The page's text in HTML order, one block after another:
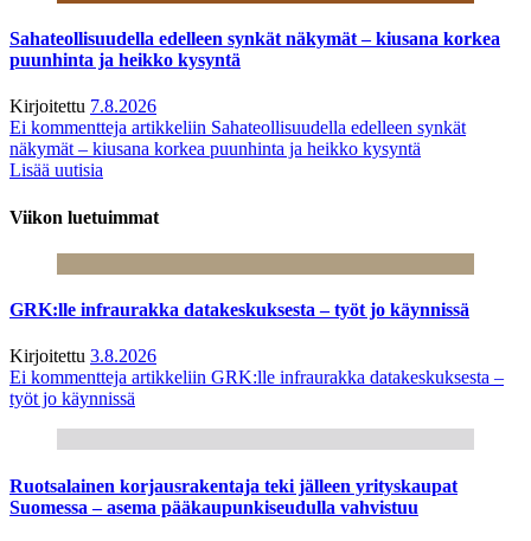
Sahateollisuudella edelleen synkät näkymät – kiusana korkea
puunhinta ja heikko kysyntä
Kirjoitettu 7.8.2026
Ei kommentteja artikkeliin Sahateollisuudella edelleen synkät
näkymät – kiusana korkea puunhinta ja heikko kysyntä
Lisää uutisia
Viikon luetuimmat
GRK:lle infraurakka datakeskuksesta – työt jo käynnissä
Kirjoitettu 3.8.2026
Ei kommentteja artikkeliin GRK:lle infraurakka datakeskuksesta –
työt jo käynnissä
Ruotsalainen korjausrakentaja teki jälleen yrityskaupat
Suomessa – asema pääkaupunkiseudulla vahvistuu